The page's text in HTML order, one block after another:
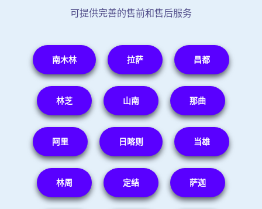
可提供完善的售前和售后服务
南木林 拉萨 昌都
林芝 山南 那曲
阿里 日喀则 当雄
林周 定结 萨迦